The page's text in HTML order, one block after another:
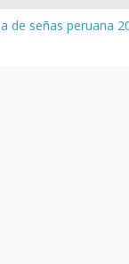
de señas peruana